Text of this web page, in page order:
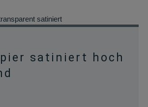
satiniert hoch